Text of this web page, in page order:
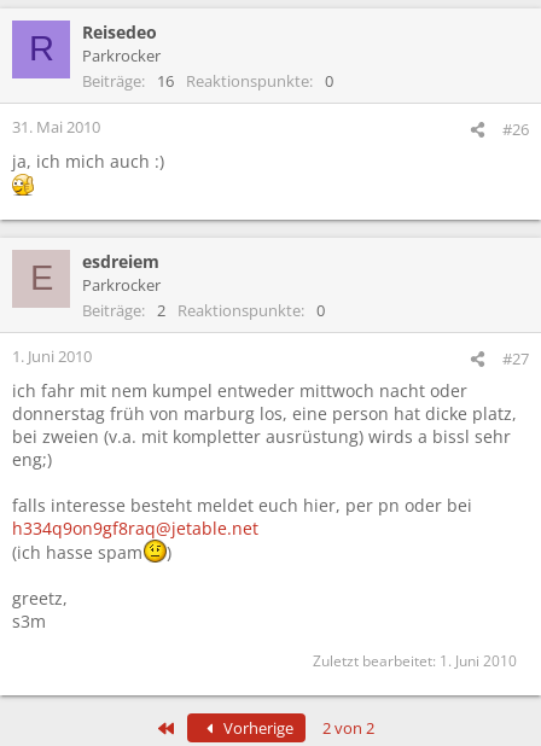
R Reisedeo
Parkrocker
Beiträge
16 Reaktionspunkte 0
31. Mai 2010 #26
ja, ich mich auch :)
E esdreiem
Parkrocker
Beiträge
2 Reaktionspunkte 0
1. Juni 2010 #27
ich fahr mit nem kumpel entweder mittwoch nacht oder
donnerstag früh von marburg los, eine person hat dicke platz,
bei zweien (v.a. mit kompletter ausrüstung) wirds a bissl sehr
eng;)
falls interesse besteht meldet euch hier, per pn oder bei
h334q9on9gf8raq@jetable.net
(ich hasse spam
)
greetz,
s3m
Zuletzt bearbeitet: 1. Juni 2010
Erste Vorherige 2 von 2